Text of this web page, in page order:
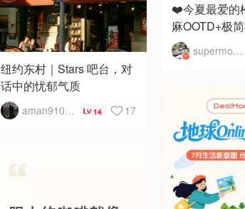
❤️今夏最爱的
麻OOTD+极
supermommy
纽约东村｜Stars 吧台，对
话中的忧郁气质
aman910316 14 17